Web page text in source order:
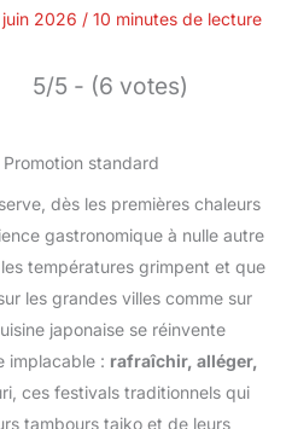
2026 / 10 minutes de lecture
5/5 - (6 votes)
dès les premières chaleurs
gastronomique à nulle autre
températures grimpent et que
les grandes villes comme sur
japonaise se réinvente
implacable : rafraîchir, alléger,
ces festivals traditionnels qui
tambours taiko et de leurs